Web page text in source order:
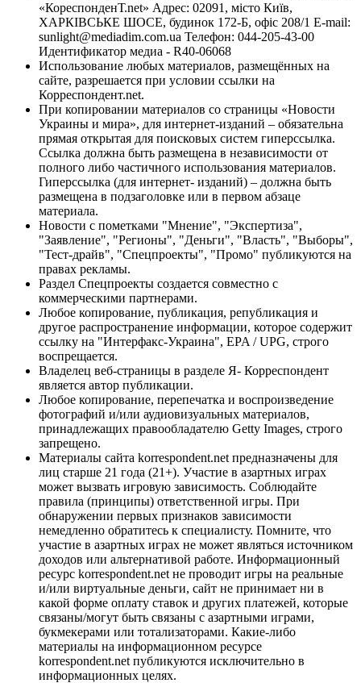
«КореспонденТ.net» Адрес: 02091, місто Київ,
ХАРКІВСЬКЕ ШОСЕ, будинок 172-Б, офіс 208/1 E-mail:
sunlight@mediadim.com.ua Телефон: 044-205-43-00
Идентификатор медиа - R40-06068
Использование любых материалов, размещённых на
сайте, разрешается при условии ссылки на
Корреспондент.net.
При копировании материалов со страницы «Новости
Украины и мира», для интернет-изданий – обязательна
прямая открытая для поисковых систем гиперссылка.
Ссылка должна быть размещена в независимости от
полного либо частичного использования материалов.
Гиперссылка (для интернет- изданий) – должна быть
размещена в подзаголовке или в первом абзаце
материала.
Новости с пометками "Мнение", "Экспертиза",
"Заявление", "Регионы", "Деньги", "Власть", "Выборы",
"Тест-драйв", "Спецпроекты", "Промо" публикуются на
правах рекламы.
Раздел Спецпроекты создается совместно с
коммерческими партнерами.
Любое копирование, публикация, републикация и
другое распространение информации, которое содержит
ссылку на "Интерфакс-Украина", EPA / UPG, строго
воспрещается.
Владелец веб-страницы в разделе Я- Корреспондент
является автор публикации.
Любое копирование, перепечатка и воспроизведение
фотографий и/или аудиовизуальных материалов,
принадлежащих правообладателю Getty Images, строго
запрещено.
Материалы сайта korrespondent.net предназначены для
лиц старше 21 года (21+). Участие в азартных играх
может вызвать игровую зависимость. Соблюдайте
правила (принципы) ответственной игры. При
обнаружении первых признаков зависимости
немедленно обратитесь к специалисту. Помните, что
участие в азартных играх не может являться источником
доходов или альтернативой работе. Информационный
ресурс korrespondent.net не проводит игры на реальные
и/или виртуальные деньги, сайт не принимает ни в
какой форме оплату ставок и других платежей, которые
связаны/могут быть связаны с азартными играми,
букмекерами или тотализаторами. Какие-либо
материалы на информационном ресурсе
korrespondent.net публикуются исключительно в
информационных целях.